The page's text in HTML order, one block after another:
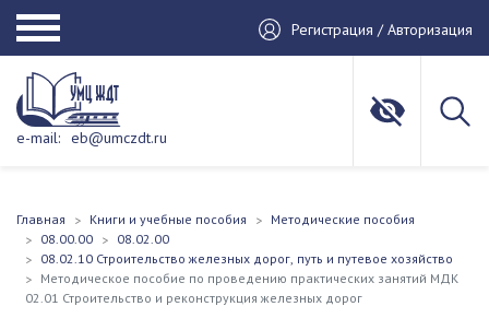
Регистрация / Авторизация
e-mail: eb@umczdt.ru
Главная Книги и учебные пособия
Методические пособия
08.00.00
08.02.00
08.02.10 Строительство железных дорог, путь и путевое хозяйство
Методическое пособие по проведению практических занятий МДК
02.01 Строительство и реконструкция железных дорог